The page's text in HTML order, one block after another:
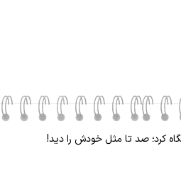
کرد؛ صد تا مثل خودش را دید!